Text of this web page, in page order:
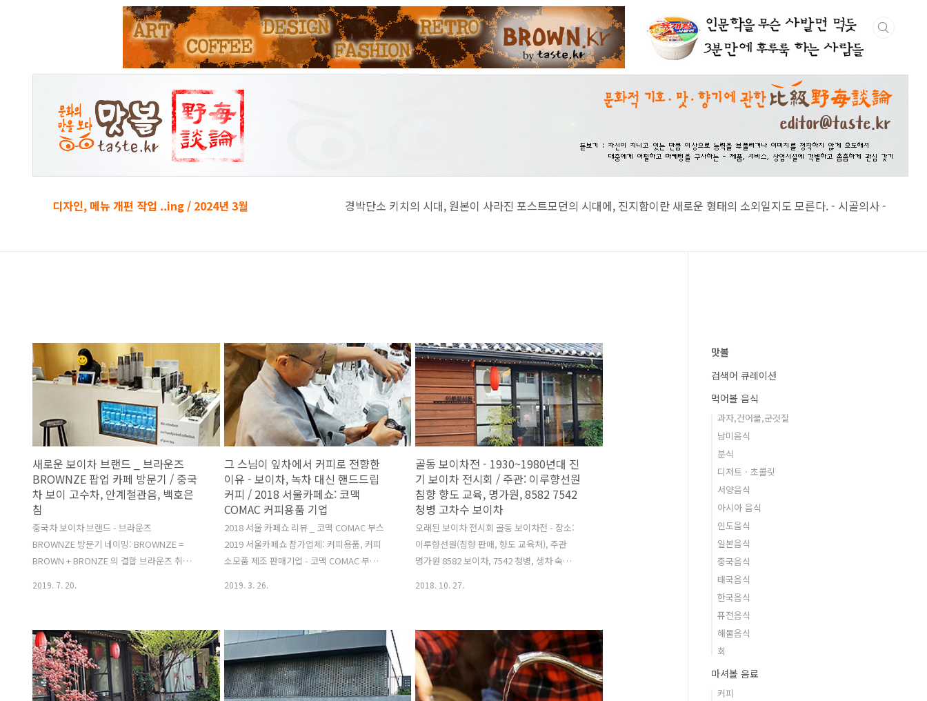
디자인, 메뉴 개편 작업 ..ing / 2024년 3월 경박단소 키치의 시대, 원본이 사라진 포스트모던의 시대에, 진지함이란 새로운 형태의 소외일지도 모른다. - 시골의사 -
새로운 보이차 브랜드 _ 브라운즈
BROWNZE 팝업 카페 방문기 / 중국
차 보이 고수차, 안계철관음, 백호은
침
중국차 보이차 브랜드 - 브라운즈
BROWNZE 방문기 네이밍: BROWNZE =
BROWN + BRONZE 의 결합 브라운즈 취급
BROWNZE의 롯데백화점 잠실 10층 팝업
카페2019.6.15~7.18팝업 카페는 앉아서 마
실 수 있는 찻자리는 없으며 테이크아웃 주문
만 가능. 브라운즈 BROWNZE 홈페이지:
brownze.co.kr 보이차 상인들이 그러는 경
2019. 7. 20.
그 스님이 잎차에서 커피로 전향한
이유 - 보이차, 녹차 대신 핸드드립
커피 / 2018 서울카페쇼: 코맥
COMAC 커피용품 기업
2018 서울 카페쇼 리뷰 _ 코맥 COMAC 부스
2019 서울카페쇼 참가업체: 커피용품, 커피
소모품 제조 판매기업 - 코맥 COMAC 부스
어느날, 아는 스님이 갑자기 "이제는 차를 끊
고 커피를 마셔야겠다"며 이런 취지의 말씀,
먹물옷 입고 사는 처지에 탁발은 못 할 망정
보살님들이 보시해주시는 그 비싼 잎차들...
보이차, 오룡차, 녹차를 넙죽넙죽 받아 마시
2019. 3. 26.
골동 보이차전 - 1930~1980년대 진
기 보이차 전시회 / 주관: 이루향선원
침향 향도 교육, 명가원, 8582 7542
청병 고차수 보이차
오래된 보이차 전시회 골동 보이차전 - 장소:
이루향선원(침향 판매, 향도 교육처), 주관
명가원 8582 보이차, 7542 청병, 생차 숙차
하고 진기한 천상의 맛과 향이라 회자되고 있
는_ 골동 또는 빈티지 보이차 침향
(Agarwood)과 더불어 아주 심하게 많이 극
도로 부유한 극소수 사람들만의 전유물_ 골
동 보이차 동경차회 시음회 참가비: 1인 180
2018. 10. 27.
맛볼
검색어 큐레이션
먹어볼 음식
과자,건어물,군것질
남미음식
분식
디저트 · 초콜릿
서양음식
아시아 음식
인도음식
일본음식
중국음식
태국음식
한국음식
퓨전음식
해물음식
회
마셔볼 음료
커피